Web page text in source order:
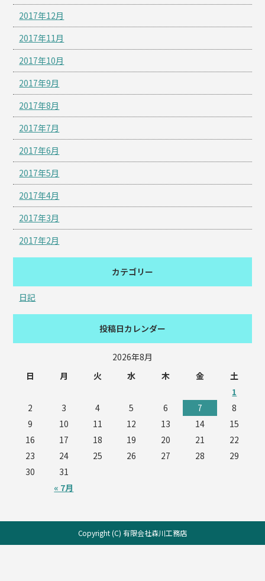
2017年12月
2017年11月
2017年10月
2017年9月
2017年8月
2017年7月
2017年6月
2017年5月
2017年4月
2017年3月
2017年2月
カテゴリー
日記
投稿日カレンダー
2026年8月
日
月 火 水 木 金 土
« 7月
1
2
3 4 5 6 7
8
9
10 11 12 13 14
15
16
17 18 19 20 21
22
23
24 25 26 27 28
29
30
31
Copyright (C) 有限会社森川工務店